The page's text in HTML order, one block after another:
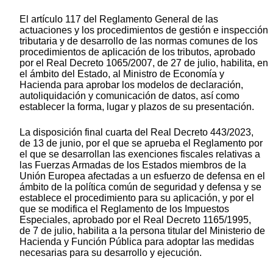
El artículo 117 del Reglamento General de las
actuaciones y los procedimientos de gestión e inspección
tributaria y de desarrollo de las normas comunes de los
procedimientos de aplicación de los tributos, aprobado
por el Real Decreto 1065/2007, de 27 de julio, habilita, en
el ámbito del Estado, al Ministro de Economía y
Hacienda para aprobar los modelos de declaración,
autoliquidación y comunicación de datos, así como
establecer la forma, lugar y plazos de su presentación.
La disposición final cuarta del Real Decreto 443/2023,
de 13 de junio, por el que se aprueba el Reglamento por
el que se desarrollan las exenciones fiscales relativas a
las Fuerzas Armadas de los Estados miembros de la
Unión Europea afectadas a un esfuerzo de defensa en el
ámbito de la política común de seguridad y defensa y se
establece el procedimiento para su aplicación, y por el
que se modifica el Reglamento de los Impuestos
Especiales, aprobado por el Real Decreto 1165/1995,
de 7 de julio, habilita a la persona titular del Ministerio de
Hacienda y Función Pública para adoptar las medidas
necesarias para su desarrollo y ejecución.